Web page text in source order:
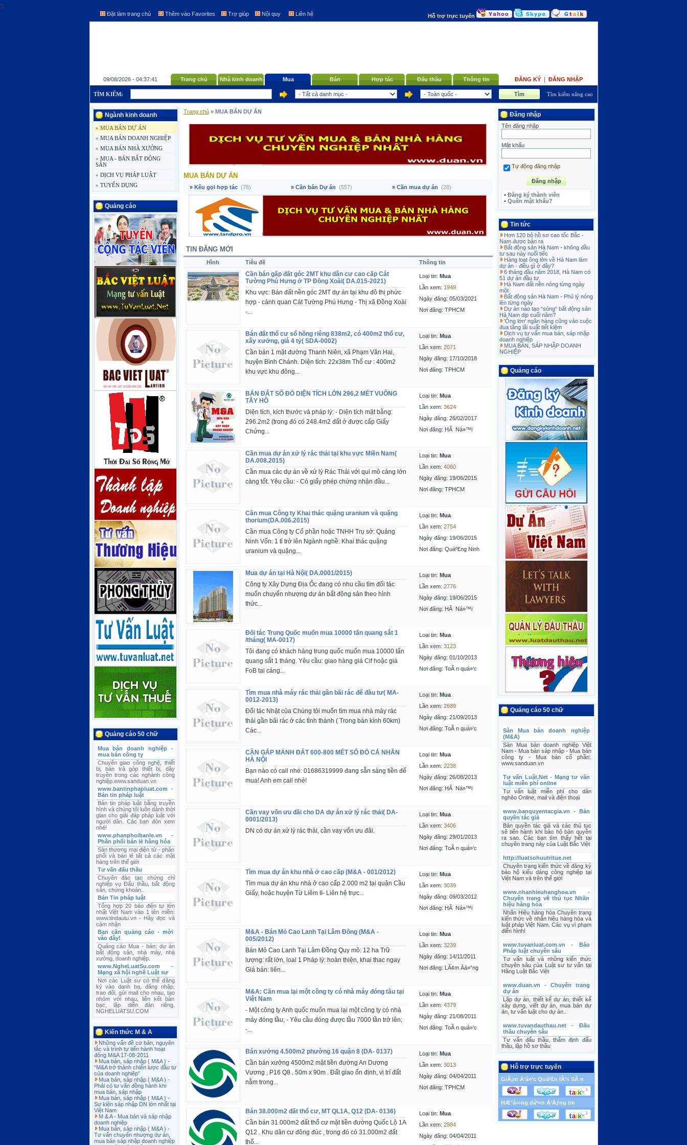
');
Đặt làm trang chủ
Thêm vào Favorites Trợ giúp Nội quy Liên hệ Hỗ trợ trực tuyến
09/08/2026 - 04:37:41 Trang chủ Nhà kinh doanh Mua Bán Hợp tác Đấu thầu Thông tin ĐĂNG KÝ | ĐĂNG NHẬP
TÌM KIẾM: Tìm kiếm nâng cao
Ngành kinh doanh
» MUA BÁN DỰ ÁN
» MUA BÁN DOANH NGHIỆP
» MUA BÁN NHÀ XƯỞNG
» MUA - BÁN BẤT ĐỘNG
SẢN
» DỊCH VỤ PHÁP LUẬT
» TUYỂN DỤNG
Quảng cáo
Quảng cáo 50 chữ
Mua bán doanh nghiệp -
mua bán công ty
Chuyển giao công nghệ, thiết
bị, bán trả góp thiết bị, dây
truyền trong các nghành công
nghiệp.www.sanduan.vn
www.bantinphapluat.com -
Bản tin pháp luật
Bản tin pháp luật bằng truyền
hình và chúng tôi luôn dành thời
gian cho giải đáp pháp luật với
người dân. Các bạn đón xem
nhé!
www.phanphoibanle.vn -
Phân phối bán lẻ hàng hóa
Sàn thương mại điện tử - phân
phối và bán lẻ tất cả các mặt
hàng trên thế giới
Tư vấn đấu thầu
Chuyên đào tạo chứng chỉ
nghiệp vụ Đấu thầu, bất động
sản, chứng khoán..
Bản Tin pháp luật
Tổng hợp 20 báo điện tự lớn
nhất Việt Nam vào 1 tên miền:
www.tindautu.vn - Hãy đọc và
cảm nhận
Bạn cần quảng cáo - mời
vào đây!
Quảng cáo Mua - bán: dự án
bất động sản, nhà máy, nhà
xưởng, doanh nghiệp.
www.NgheLuatSu.com -
Mạng xã hội nghề Luật sư
Nơi các Luật sư có thể đăng
ký vào danh bạ, đăng nhập,
trao đổi, gửi mail cho nhau, tạo
nhóm với nhau, liên kết bàn
bạc, lập diễn đàn riêng.
NGHELUATSU.COM
Kiến thức M & A
Những vấn đề cơ bản, nguyên
tắc và trình tự tiến hành hoạt
động M&A 17-08-2011
Mua bán, sáp nhập ( M&A ) -
“M&A trở thành chiến lược đầu tư
của doanh nghiệp”
Mua bán, sáp nhập ( M&A ) -
Phải có tư vấn đồng hành khi
mua bán, sáp nhập
Mua bán, sáp nhập ( M&A ) -
Sự kiện sáp nhập DN lớn nhất tại
Việt Nam
M & A - Mua bán và sáp nhập
doanh nghiệp
Mua bán, sáp nhập ( M&A ) -
Tư vấn chuyển nhượng dự án,
mua bán sáp nhập doanh nghiệp
Trang chủ» MUA BÁN DỰ ÁN
MUA BÁN DỰ ÁN
» Kêu gọi hợp tác (76) » Cần bán Dự án (557) » Cần mua dự án (28)
TIN ĐĂNG MỚI
Hình Tiêu đề Thông tin
Cần bán gấp đất góc 2MT khu dân cư cao cấp Cát
Tường Phú Hưng ở TP Đồng Xoài( DA.015-2021)
Khu vực: Bán đất nền góc 2MT dự án tại khu đô thị phức
hợp - cảnh quan Cát Tường Phú Hưng - Thị xã Đồng Xoài
-...
Loại tin: Mua
Lần xem: 1949
Ngày đăng: 05/03/2021
Nơi đăng: TPHCM
Bán đất thổ cư sổ hồng riêng 838m2, có 400m2 thổ cư,
xây xưởng, giá 4 tỷ( SDA-0002)
Cần bán 1 mặt đường Thanh Niên, xã Phạm Văn Hai,
huyện Bình Chánh. Diện tích: 22x38m Thổ cư : 400m2
khu vực khu đông...
Loại tin: Mua
Lần xem: 2071
Ngày đăng: 17/10/2018
Nơi đăng: TPHCM
BÁN ĐẤT SỔ ĐỎ DIỆN TÍCH LỚN 296,2 MÉT VUÔNG
TÂY HỒ
Diện tích, kích thước và pháp lý: - Diện tích mặt bằng:
296.2m2 (trong đó có 248.4m2 đất ở được cấp Giấy
Chứng...
Loại tin: Mua
Lần xem: 3624
Ngày đăng: 26/02/2017
Nơi đăng: HÃ Ná»™i
Cần mua dự án xử lý rác thải tại khu vực Miền Nam(
DA.008.2015)
Cần mua các dự án về xử lý Rác Thải với qui mô càng lớn
càng tốt. Yêu cầu: - Có giấy phép chứng nhận đầu...
Loại tin: Mua
Lần xem: 4060
Ngày đăng: 19/06/2015
Nơi đăng: TPHCM
Cần mua Công ty Khai thác quặng uranium và quặng
thorium(DA.006.2015)
Cần mua Công ty Cổ phần hoặc TNHH Trụ sở: Quảng
Ninh Vốn: 1 tỉ trở lên Ngành nghề: Khai thác quặng
uranium và quặng...
Loại tin: Mua
Lần xem: 2754
Ngày đăng: 19/06/2015
Nơi đăng: Quáº£ng Ninh
Mua dự án tại Hà Nội( DA.0001/2015)
Công ty Xây Dựng Địa Ốc đang có nhu cầu tìm đối tác
muốn chuyển nhượng dự án bất động sản theo hình
thức...
Loại tin: Mua
Lần xem: 2776
Ngày đăng: 19/06/2015
Nơi đăng: HÃ Ná»™i
Đối tác Trung Quốc muốn mua 10000 tấn quang sắt 1
/tháng( MA-0017)
Tôi đang có khách hàng trung quốc muốn mua 10000 tấn
quang sắt 1 tháng. Yêu cầu: giao hàng giá Cif hoặc giá
FoB tại cảng...
Loại tin: Mua
Lần xem: 3123
Ngày đăng: 01/10/2013
Nơi đăng: ToÃ n quá»‘c
Tìm mua nhà máy rác thải gần bãi rác để đầu tư( MA-
0012-2013)
Đối tác Nhật của Chúng tôi muốn tìm mua nhà máy rác
thải gần bãi rác ở các tỉnh thành ( Trong bán kính 60km)
Các...
Loại tin: Mua
Lần xem: 2689
Ngày đăng: 21/09/2013
Nơi đăng: ToÃ n quá»‘c
CẦN GẤP MẢNH ĐẤT 600-800 MÉT SỔ ĐỎ CÁ NHÂN
HÀ NỘI
Bạn nào có call nhé: 01686319999 đang sẵn sàng tiền để
mua! Anh em call nhé!
Loại tin: Mua
Lần xem: 2238
Ngày đăng: 26/08/2013
Nơi đăng: HÃ Ná»™i
Cần vay vốn ưu đãi cho DA dự án xử lý rác thải( DA-
0001/2013)
DN có dự án xử lý rác thải, cần vay vốn ưu đãi.
Loại tin: Mua
Lần xem: 3406
Ngày đăng: 29/01/2013
Nơi đăng: ToÃ n quá»‘c
Tìm mua dự án khu nhà ở cao cấp (M&A - 001/2012)
Tìm mua dự án khu nhà ở cao cấp 2.000 m2 tại quận Cầu
Giấy, hoặc huyện Từ Liêm II- Liên hệ trực...
Loại tin: Mua
Lần xem: 3039
Ngày đăng: 09/03/2012
Nơi đăng: HÃ Ná»™i
M&A - Bán Mỏ Cao Lanh Tại Lâm Đồng (M&A -
005/2012)
Bán Mỏ Cao Lanh Tại Lâm Đồng Quy mô: 12 ha Trữ
lượng: rất lớn, loai 1 Pháp lý: hoàn thiện, khai thac ngay
Giá bán: liên...
Loại tin: Mua
Lần xem: 3239
Ngày đăng: 14/11/2011
Nơi đăng: LÃ¢m Äá»“ng
M&A: Cần mua lại một công ty có nhà máy đóng tầu tại
Việt Nam
- Một công ty Anh quốc muốn mua lại một công ty có nhà
máy đóng tầu; - Yêu cầu đóng được tầu 7000 tần trở lên;
-...
Loại tin: Mua
Lần xem: 4379
Ngày đăng: 21/08/2011
Nơi đăng: ToÃ n quá»‘c
Bán xưởng 4.500m2 phường 16 quận 8 (DA- 0137)
Cần bán xưởng 4500m2 mặt tiền đường An Dương
Vương , P16 Q8 . 50m x 90m . Đất giao ổn định, vị trí đất
nằm trong...
Loại tin: Mua
Lần xem: 3013
Ngày đăng: 04/04/2011
Nơi đăng: TPHCM
Bán 38.000m2 đất thổ cư, MT QL1A, Q12 (DA- 0136)
Cần bán 31.000m2 đất thổ cư mặt tiền đường Quốc Lộ 1A
Q12 . Khu dân cư đông đúc , trong đó có 31.000m2 đất
thổ...
Loại tin: Mua
Lần xem: 2984
Ngày đăng: 04/04/2011
Đăng nhập
Tên đăng nhập
Mật khẩu
Tự động đăng nhập
• Đăng ký thành viên
• Quên mật khẩu?
Tin tức
Hơn 120 bộ hồ sơ cao tốc Bắc -
Nam được bán ra
Bất động sản Hà Nam - không đầu
tư sau này nuối tiếc
Hàng loạt ông lớn về Hà Nam làm
dự án - điều gì ở đây?
6 tháng đầu năm 2018, Hà Nam có
51 dự án đầu tư.
Hà Nam đất nền nóng từng ngày
một
Bất động sản Hà Nam - Phủ lý nóng
lên từng ngày
Dự án nào tạo “sóng” bất động sản
Hà Nam dịp cuối năm?
'Ông lớn' ngân hàng cũng vào cuộc
đua tăng lãi suất tiết kiệm
Dịch vụ tư vấn mua bán, sáp nhập
doanh nghiệp
MUA BÁN, SÁP NHẬP DOANH
NGHIỆP
Quảng cáo
Quảng cáo 50 chữ
Sàn Mua bán doanh nghiệp
(M&A)
Sàn Mua bán doanh nghiệp Việt
Nam - Mua bán sáp nhập - Mua bán
công ty - Mua bán cổ phần:
www.sanduan.vn
Tư vấn Luật.Net - Mạng tư vấn
luật miễn phí online
Tư vấn luật miễn phí cho dân
nghèo Online, mail và điện thoại
www.banquyentacgia.vn - Bản
quyền tác giả
Bản quyền tác giả và các thủ tục
sẽ tiến hành khi bảo hộ bản quyền
ra sao. Các bạn tìm thấy hết tại
chuyên trang này của Luật Bắc Việt
http://luatsohuutritue.net
Chuyên trang kiến thức về đăng ký
bảo hộ kiểu dáng công nghiệp tại
Việt Nam và trên thế giới
www.nhanhieuhanghoa.vn -
Chuyên trang về thủ tục Nhãn
hiệu hàng hóa
Nhãn Hiệu hàng hóa Chuyên trang
kiến thức về nhãn hiệu hàng hóa và
luật pháp Việt Nam. Các vụ vi phạm
điển hình!
www.tuvanluat.com.vn - Báo
Pháp luật chuyên sâu
Tư vấn luật và những kiến thức
chuyên sâu của Luật sư tư vấn tại
Hãng Luật Bắc Việt
www.duan.vn - Chuyên trang
dự án
Lập dự án, thiết kế dự án, thiết kế
xây dựng, viết dự án, mua bán dự
án, tư vấn luật cho dự án..
www.tuvandauthau.net - Đấu
thầu chuyên sâu
Tư vấn đấu thầu, thẩm định đấu
thầu, lập hồ sơ thầu
Hỗ trợ trực tuyến
GiÃ¡m Ä‘á»‘c Quáº£n lÃ½ SÃ n
HÆ°á»›ng dáº«n Ä‘Äƒng tin